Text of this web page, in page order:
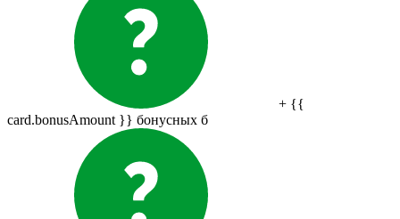
+ {{
card.bonusAmount }} бонусных б